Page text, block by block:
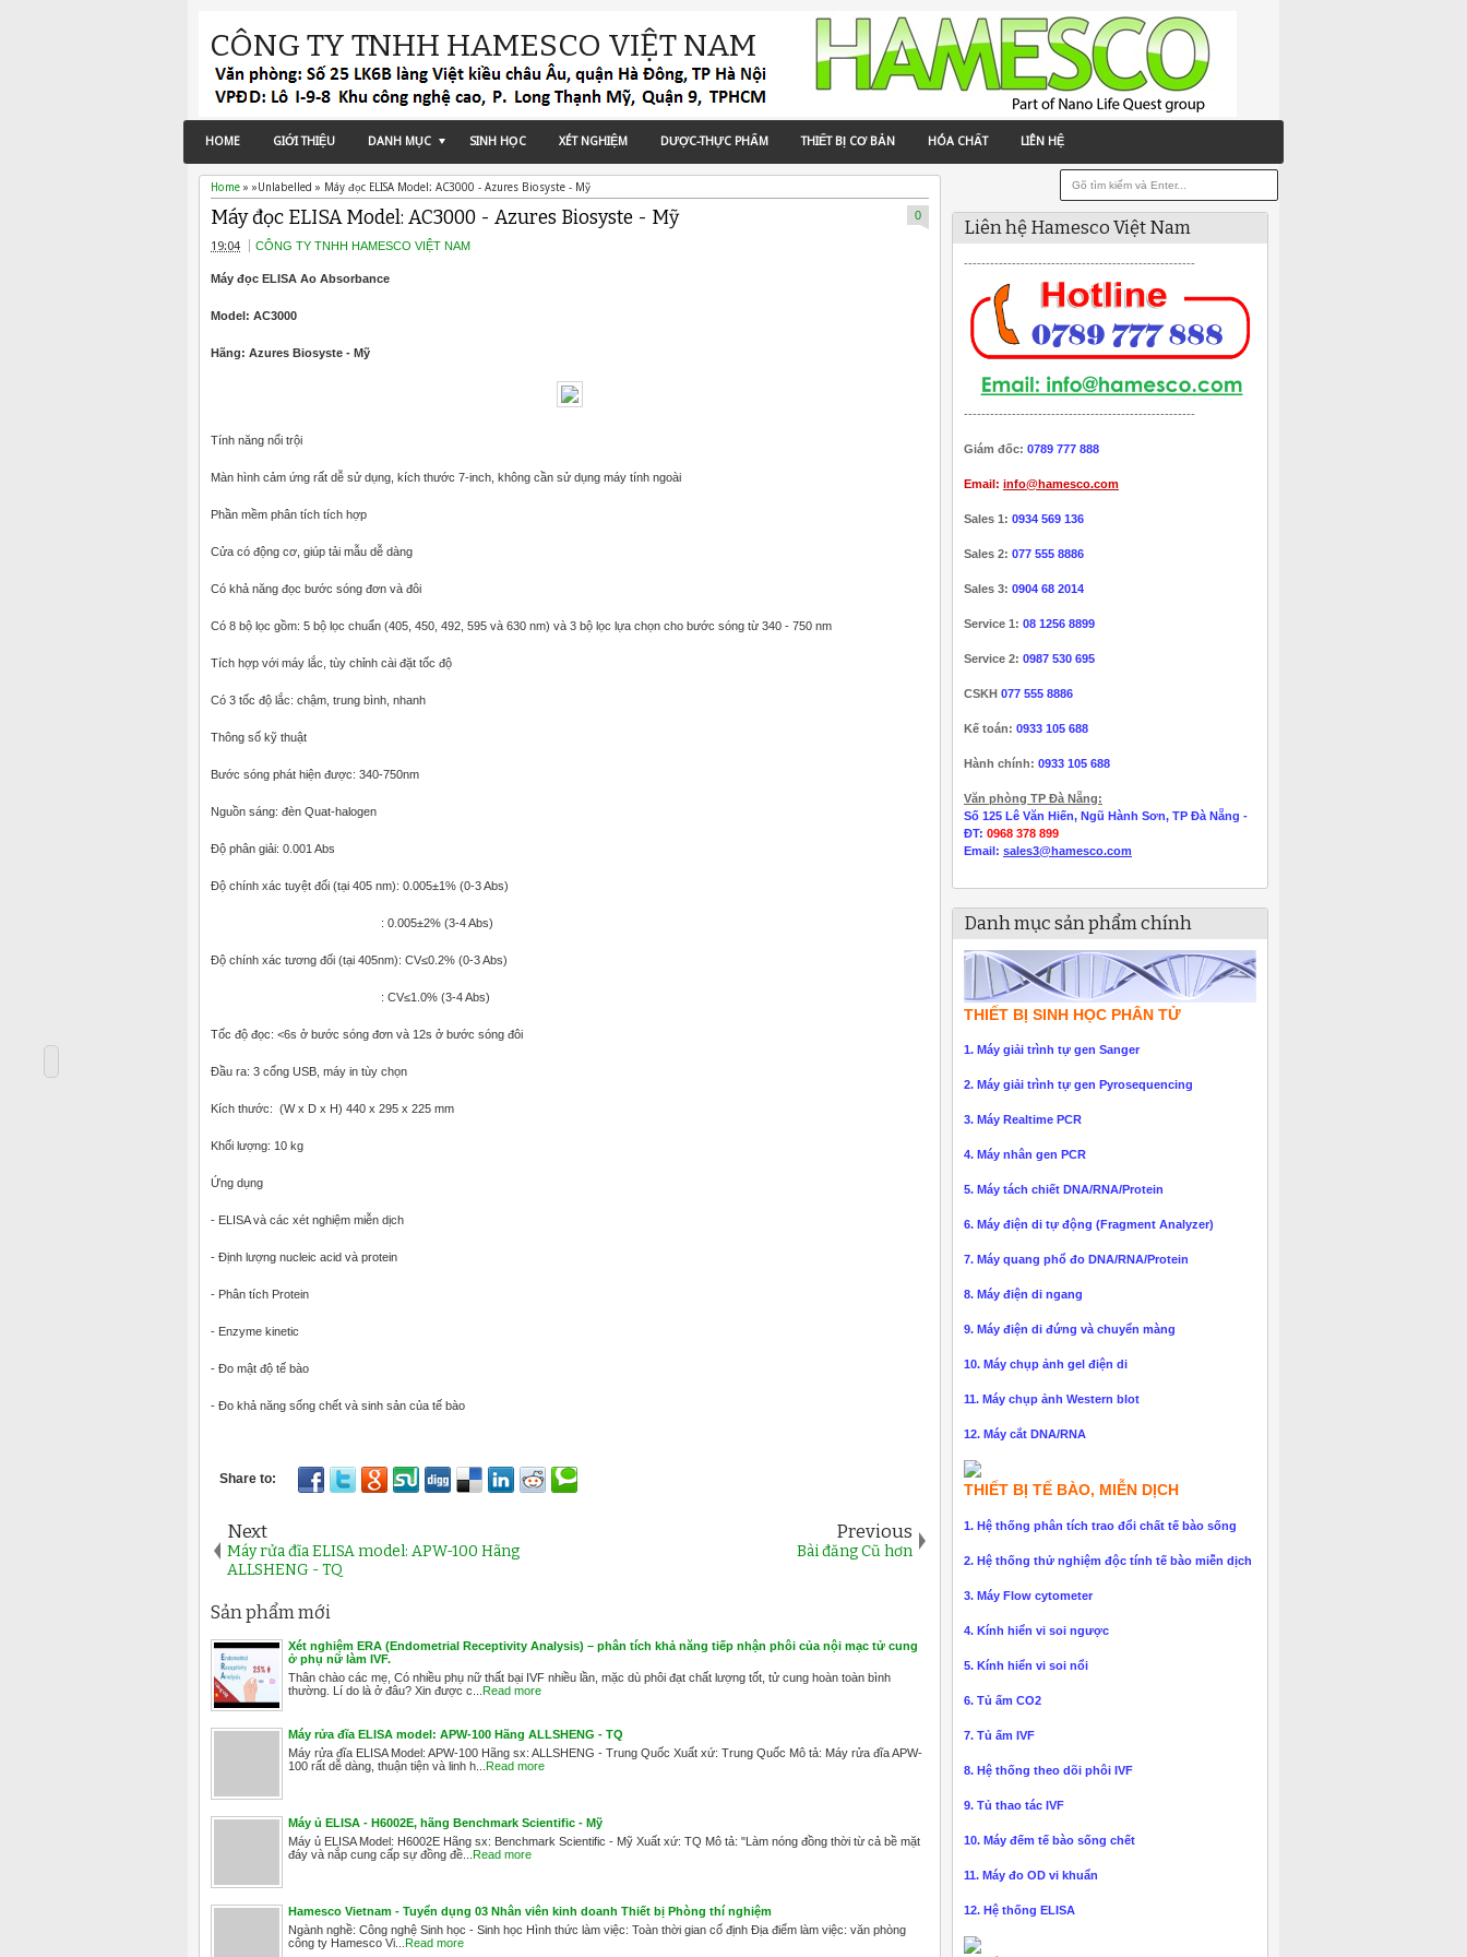
CÔNG TY TNHH HAMESCO VIỆT NAM
HOME GIỚI THIỆU DANH MỤC SINH HỌC XÉT NGHIỆM DƯỢC-THỰC PHẨM THIẾT BỊ CƠ BẢN HÓA CHẤT LIÊN HỆ
Home » »Unlabelled » Máy đọc ELISA Model: AC3000 - Azures Biosyste - Mỹ
Máy đọc ELISA Model: AC3000 - Azures Biosyste - Mỹ
19:04 CÔNG TY TNHH HAMESCO VIỆT NAM
0
Máy đọc ELISA Ao Absorbance
Model: AC3000
Hãng: Azures Biosyste - Mỹ
Tính năng nổi trội
Màn hình cảm ứng rất dễ sử dụng, kích thước 7-inch, không cần sử dụng máy tính ngoài
Phần mềm phân tích tích hợp
Cửa có động cơ, giúp tải mẫu dễ dàng
Có khả năng đọc bước sóng đơn và đôi
Có 8 bộ lọc gồm: 5 bộ lọc chuẩn (405, 450, 492, 595 và 630 nm) và 3 bộ lọc lựa chọn cho bước sóng từ 340 - 750 nm
Tích hợp với máy lắc, tùy chỉnh cài đặt tốc độ
Có 3 tốc độ lắc: chậm, trung bình, nhanh
Thông số kỹ thuật
Bước sóng phát hiện được: 340-750nm
Nguồn sáng: đèn Quat-halogen
Độ phân giải: 0.001 Abs
Độ chính xác tuyệt đối (tại 405 nm): 0.005±1% (0-3 Abs)
: 0.005±2% (3-4 Abs)
Độ chính xác tương đối (tại 405nm): CV≤0.2% (0-3 Abs)
: CV≤1.0% (3-4 Abs)
Tốc độ đọc: <6s ở bước sóng đơn và 12s ở bước sóng đôi
Đầu ra: 3 cổng USB, máy in tùy chọn
Kích thước: (W x D x H) 440 x 295 x 225 mm
Khối lượng: 10 kg
Ứng dụng
- ELISA và các xét nghiệm miễn dịch
- Định lượng nucleic acid và protein
- Phân tích Protein
- Enzyme kinetic
- Đo mật độ tế bào
- Đo khả năng sống chết và sinh sản của tế bào
Next
Máy rửa đĩa ELISA model: APW-100 Hãng
ALLSHENG - TQ
Previous
Bài đăng Cũ hơn
Sản phẩm mới
Xét nghiệm ERA (Endometrial Receptivity Analysis) – phân tích khả năng tiếp nhận phôi của nội mạc tử cung
ở phụ nữ làm IVF.
Thân chào các mẹ, Có nhiều phụ nữ thất bại IVF nhiều lần, mặc dù phôi đạt chất lượng tốt, tử cung hoàn toàn bình
thường. Lí do là ở đâu? Xin được c...
Read more
Máy rửa đĩa ELISA model: APW-100 Hãng ALLSHENG - TQ
Máy rửa đĩa ELISA Model: APW-100 Hãng sx: ALLSHENG - Trung Quốc Xuất xứ: Trung Quốc Mô tả: Máy rửa đĩa APW-
100 rất dễ dàng, thuận tiện và linh h...
Read more
Máy ủ ELISA - H6002E, hãng Benchmark Scientific - Mỹ
Máy ủ ELISA Model: H6002E Hãng sx: Benchmark Scientific - Mỹ Xuất xứ: TQ Mô tả: "Làm nóng đồng thời từ cả bề mặt
đáy và nắp cung cấp sự đồng đề...
Read more
Hamesco Vietnam - Tuyển dụng 03 Nhân viên kinh doanh Thiết bị Phòng thí nghiệm
Ngành nghề: Công nghệ Sinh học - Sinh học Hình thức làm việc: Toàn thời gian cố định Địa điểm làm việc: văn phòng
công ty Hamesco Vi...
Read more
Liên hệ Hamesco Việt Nam
-----------------------------------------------------
-----------------------------------------------------
Giám đốc: 0789 777 888
Email: info@hamesco.com
Sales 1: 0934 569 136
Sales 2: 077 555 8886
Sales 3: 0904 68 2014
Service 1: 08 1256 8899
Service 2: 0987 530 695
CSKH 077 555 8886
Kế toán: 0933 105 688
Hành chính: 0933 105 688
Văn phòng TP Đà Nẵng:
Số 125 Lê Văn Hiến, Ngũ Hành Sơn, TP Đà Nẵng -
ĐT: 0968 378 899
Email: sales3@hamesco.com
Danh mục sản phẩm chính
THIẾT BỊ SINH HỌC PHÂN TỬ
1. Máy giải trình tự gen Sanger
2. Máy giải trình tự gen Pyrosequencing
3. Máy Realtime PCR
4. Máy nhân gen PCR
5. Máy tách chiết DNA/RNA/Protein
6. Máy điện di tự động (Fragment Analyzer)
7. Máy quang phổ đo DNA/RNA/Protein
8. Máy điện di ngang
9. Máy điện di đứng và chuyển màng
10. Máy chụp ảnh gel điện di
11. Máy chụp ảnh Western blot
12. Máy cắt DNA/RNA
THIẾT BỊ TẾ BÀO, MIỄN DỊCH
1. Hệ thống phân tích trao đổi chất tế bào sống
2. Hệ thống thử nghiệm độc tính tế bào miễn dịch
3. Máy Flow cytometer
4. Kính hiển vi soi ngược
5. Kính hiển vi soi nổi
6. Tủ ấm CO2
7. Tủ ấm IVF
8. Hệ thống theo dõi phôi IVF
9. Tủ thao tác IVF
10. Máy đếm tế bào sống chết
11. Máy đo OD vi khuẩn
12. Hệ thống ELISA